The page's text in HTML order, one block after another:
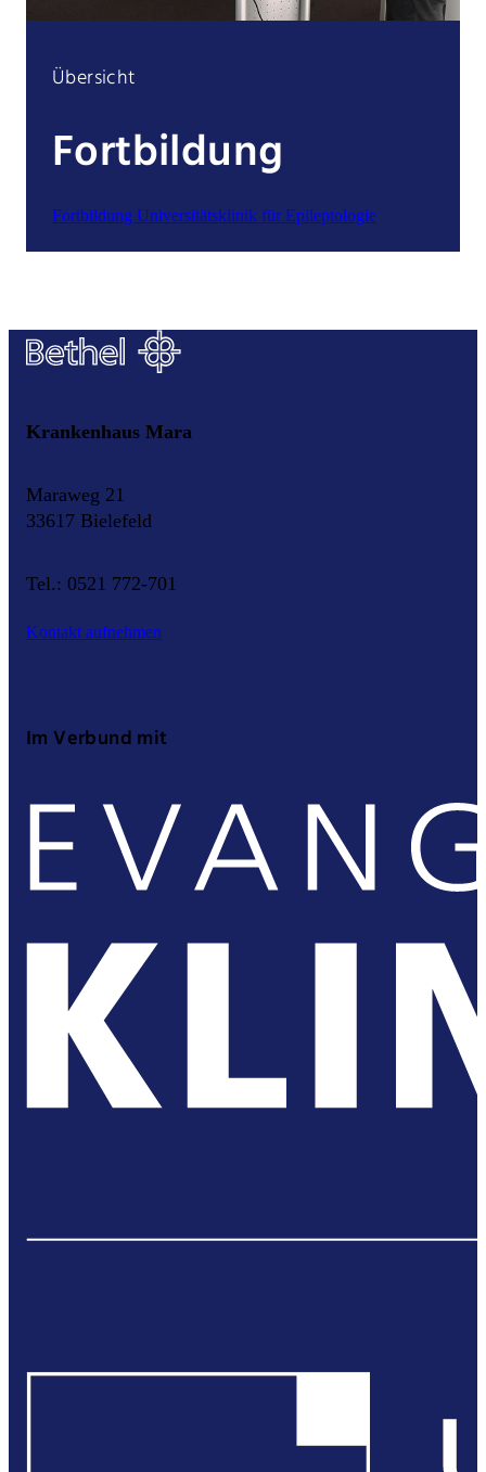
Übersicht
Fortbildung
Fortbildung Universitätsklinik für Epileptologie
Krankenhaus Mara
Maraweg 21
33617 Bielefeld
Tel.: 0521 772-701
Kontakt aufnehmen
Im Verbund mit